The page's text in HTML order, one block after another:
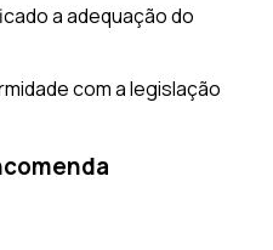
a adequação do
com a legislação